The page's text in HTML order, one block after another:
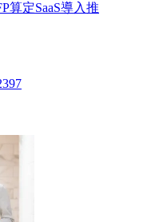
算定SaaS導入推